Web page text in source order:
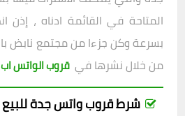
المتاحة في القائمة ادناه ، إذن
بسرعة وكن جزءا من مجتمع نابض
من خلال نشرها في قروب الواتس اب
شرط قروب واتس جدة للبيع